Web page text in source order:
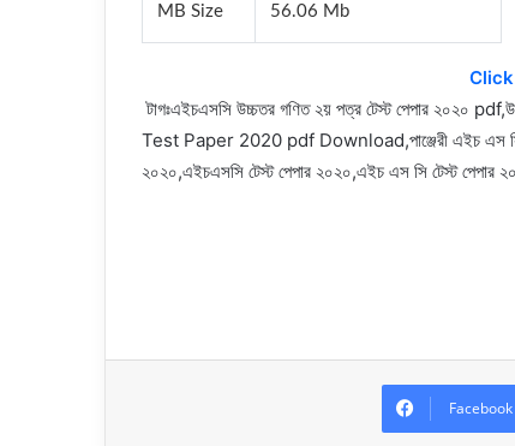
MB Size 56.06 Mb
টাগঃএইচএসসি উচ্চতর গণিত ২য় পত্র টেস্ট পেপার ২০২০
Test Paper 2020 pdf Download,পাঞ্জেরী এইচ এস
২০২০,এইচএসসি টেস্ট পেপার ২০২০,এইচ এস সি টেস্ট পেপার
Facebook